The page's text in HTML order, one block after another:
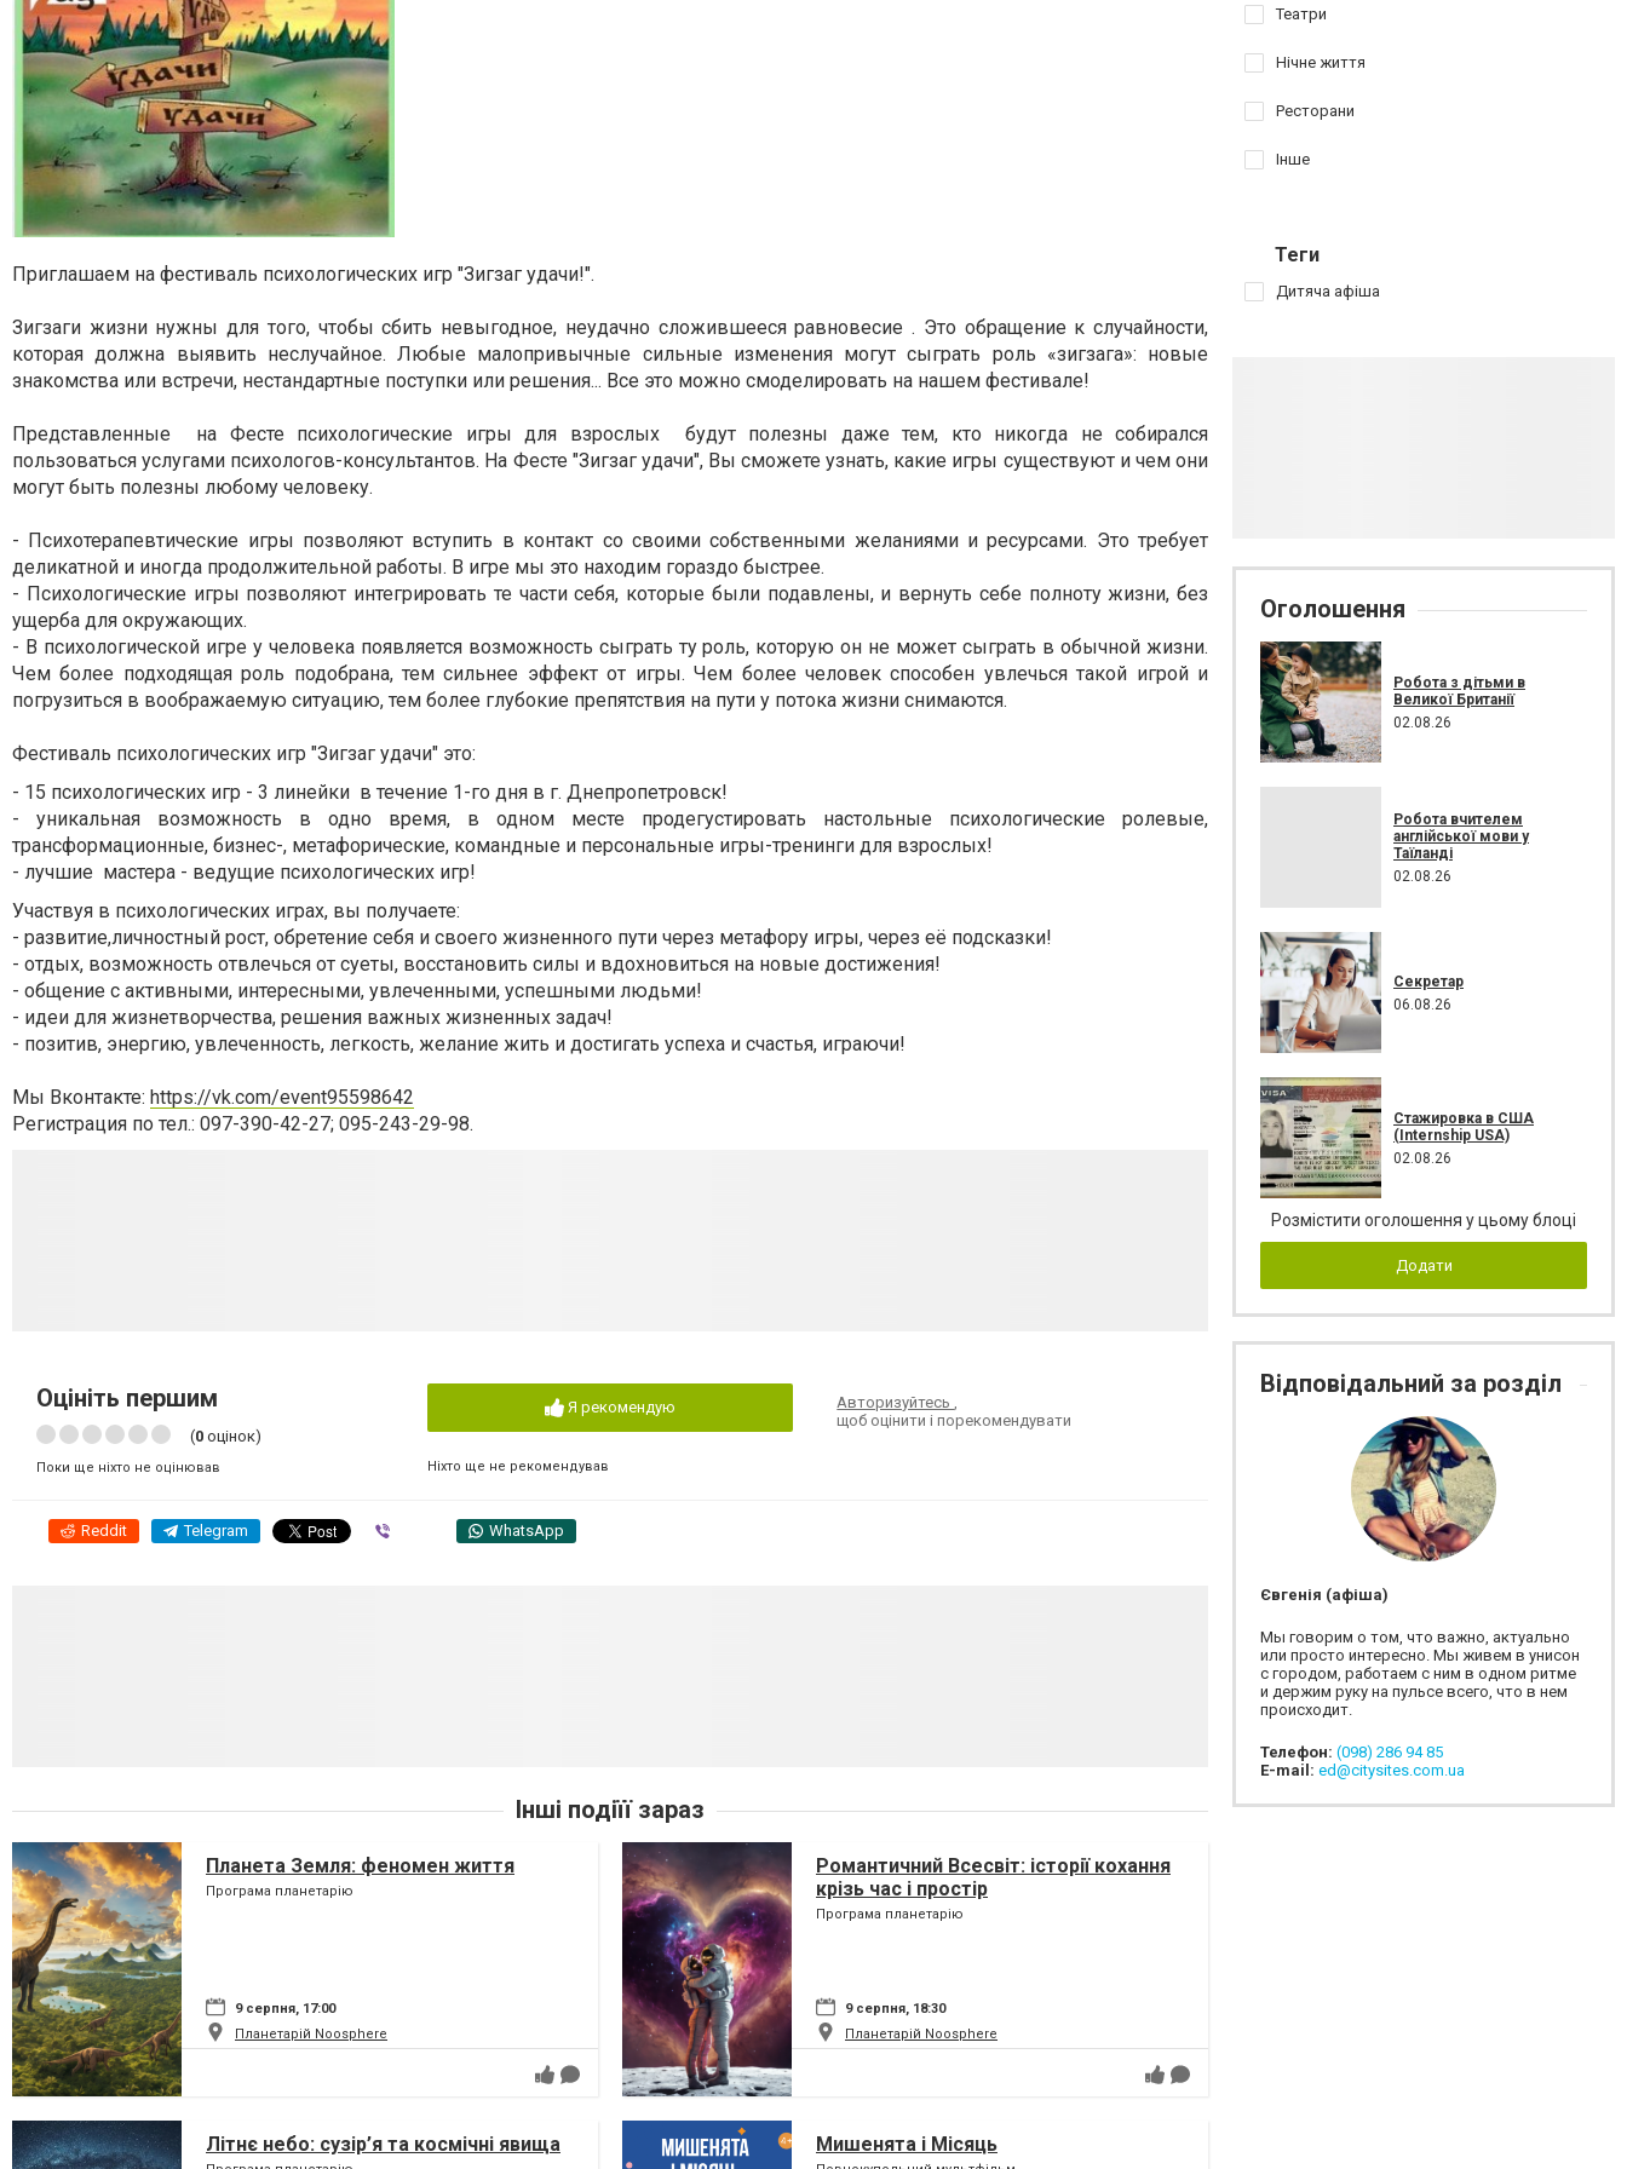
Приглашаем на фестиваль психологических игр "Зигзаг удачи!".
Зигзаги жизни нужны для того, чтобы сбить невыгодное, неудачно сложившееся равновесие . Это обращение к случайности,
которая должна выявить неслучайное. Любые малопривычные сильные изменения могут сыграть роль «зигзага»: новые
знакомства или встречи, нестандартные поступки или решения... Все это можно смоделировать на нашем фестивале!
Представленные на Фесте психологические игры для взрослых будут полезны даже тем, кто никогда не собирался
пользоваться услугами психологов-консультантов. На Фесте "Зигзаг удачи", Вы сможете узнать, какие игры существуют и чем они
могут быть полезны любому человеку.
- Психотерапевтические игры позволяют вступить в контакт со своими собственными желаниями и ресурсами. Это требует
деликатной и иногда продолжительной работы. В игре мы это находим гораздо быстрее.
- Психологические игры позволяют интегрировать те части себя, которые были подавлены, и вернуть себе полноту жизни, без
ущерба для окружающих.
- В психологической игре у человека появляется возможность сыграть ту роль, которую он не может сыграть в обычной жизни.
Чем более подходящая роль подобрана, тем сильнее эффект от игры. Чем более человек способен увлечься такой игрой и
погрузиться в воображаемую ситуацию, тем более глубокие препятствия на пути у потока жизни снимаются.
Фестиваль психологических игр "Зигзаг удачи" это:
- 15 психологических игр - 3 линейки в течение 1-го дня в г. Днепропетровск!
- уникальная возможность в одно время, в одном месте продегустировать настольные психологические ролевые,
трансформационные, бизнес-, метафорические, командные и персональные игры-тренинги для взрослых!
- лучшие мастера - ведущие психологических игр!
Участвуя в психологических играх, вы получаете:
- развитие,личностный рост, обретение себя и своего жизненного пути через метафору игры, через её подсказки!
- отдых, возможность отвлечься от суеты, восстановить силы и вдохновиться на новые достижения!
- общение с активными, интересными, увлеченными, успешными людьми!
- идеи для жизнетворчества, решения важных жизненных задач!
- позитив, энергию, увлеченность, легкость, желание жить и достигать успеха и счастья, играючи!
Мы Вконтакте: https://vk.com/event95598642
Регистрация по тел.: 097-390-42-27; 095-243-29-98.
Оцініть першим
(0 оцінок)
Поки ще ніхто не оцінював
Я рекомендую
Ніхто ще не рекомендував
Авторизуйтесь
щоб оцінити і порекомендувати
Reddit Telegram WhatsApp
Інші подіїї зараз
Планета Земля: феномен життя
Програма планетарію
9 серпня, 17:00
Планетарій Noosphere
Романтичний Всесвіт: історії кохання
крізь час і простір
Програма планетарію
9 серпня, 18:30
Планетарій Noosphere
Літнє небо: сузір’я та космічні явища Мишенята і Місяць
Театри
Нічне життя
Ресторани
Інше
Теги
Дитяча афіша
Оголошення
Робота з дітьми в
Великої Британії
02.08.26
Робота вчителем
англійської мови у
Таїланді
02.08.26
Секретар
06.08.26
Стажировка в США
(Internship USA)
02.08.26
Розмістити оголошення у цьому блоці
Додати
Відповідальний за розділ
Євгенія (афіша)
Мы говорим о том, что важно, актуально
или просто интересно. Мы живем в унисон
с городом, работаем с ним в одном ритме
и держим руку на пульсе всего, что в нем
происходит.
Телефон: (098) 286 94 85
E-mail: ed@citysites.com.ua